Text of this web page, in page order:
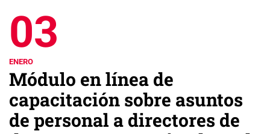
03
ENERO
Módulo en línea de
capacitación sobre asuntos
de personal a directores de